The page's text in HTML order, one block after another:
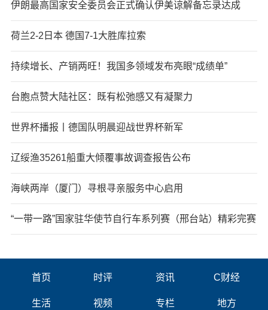
伊朗最高国家安全委员会正式确认伊美谅解备忘录达成
荷兰2-2日本 德国7-1大胜库拉索
持续增长、产销两旺！我国多领域发布亮眼“成绩单”
台胞点赞大陆社区：既有松弛感又有凝聚力
世界杯播报丨德国队明晨迎战世界杯新军
辽绥渔35261船重大倾覆事故调查报告公布
海峡两岸（厦门）寻根寻亲服务中心启用
“一带一路”国家驻华使节自行车系列赛（邢台站）精彩完赛
首页 时评 资讯 C财经
生活 视频 专栏 地方